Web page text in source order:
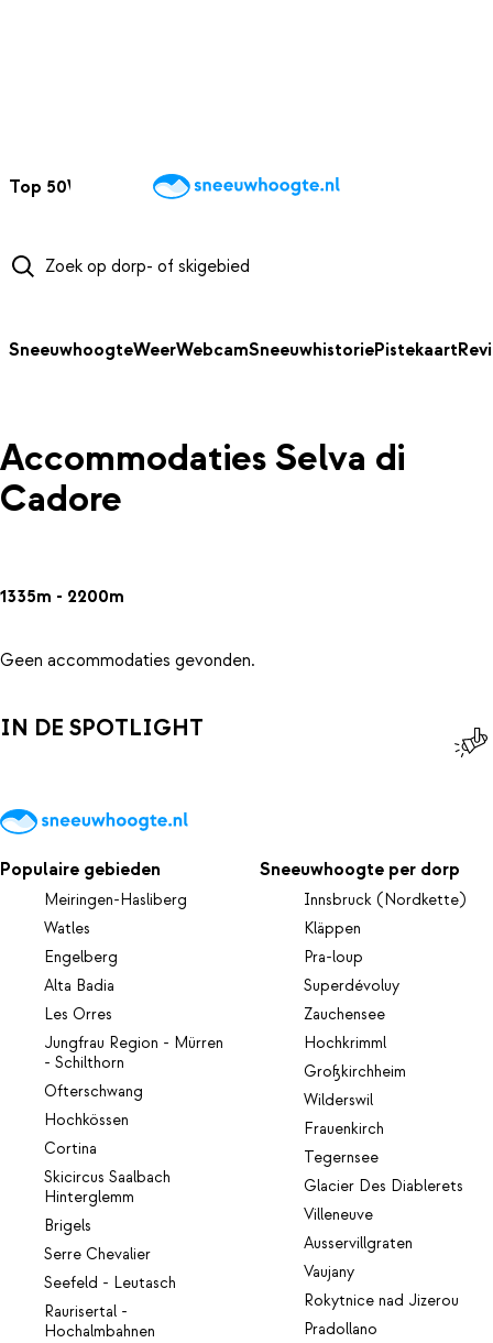
Top 50Webcams WintersportweerKaarten
SneeuwhoogteWeerWebcamSneeuwhistoriePistekaart
Accommodaties Selva di
Cadore
1335m - 2200m
Geen accommodaties gevonden.
IN DE SPOTLIGHT
Populaire gebieden
Meiringen-Hasliberg
Watles
Engelberg
Alta Badia
Les Orres
Jungfrau Region - Mürren
- Schilthorn
Ofterschwang
Hochkössen
Cortina
Skicircus Saalbach
Hinterglemm
Brigels
Serre Chevalier
Seefeld - Leutasch
Raurisertal -
Hochalmbahnen
Sneeuwhoogte per dorp
Innsbruck (Nordkette)
Kläppen
Pra-loup
Superdévoluy
Zauchensee
Hochkrimml
Großkirchheim
Wilderswil
Frauenkirch
Tegernsee
Glacier Des Diablerets
Villeneuve
Ausservillgraten
Vaujany
Rokytnice nad Jizerou
Pradollano